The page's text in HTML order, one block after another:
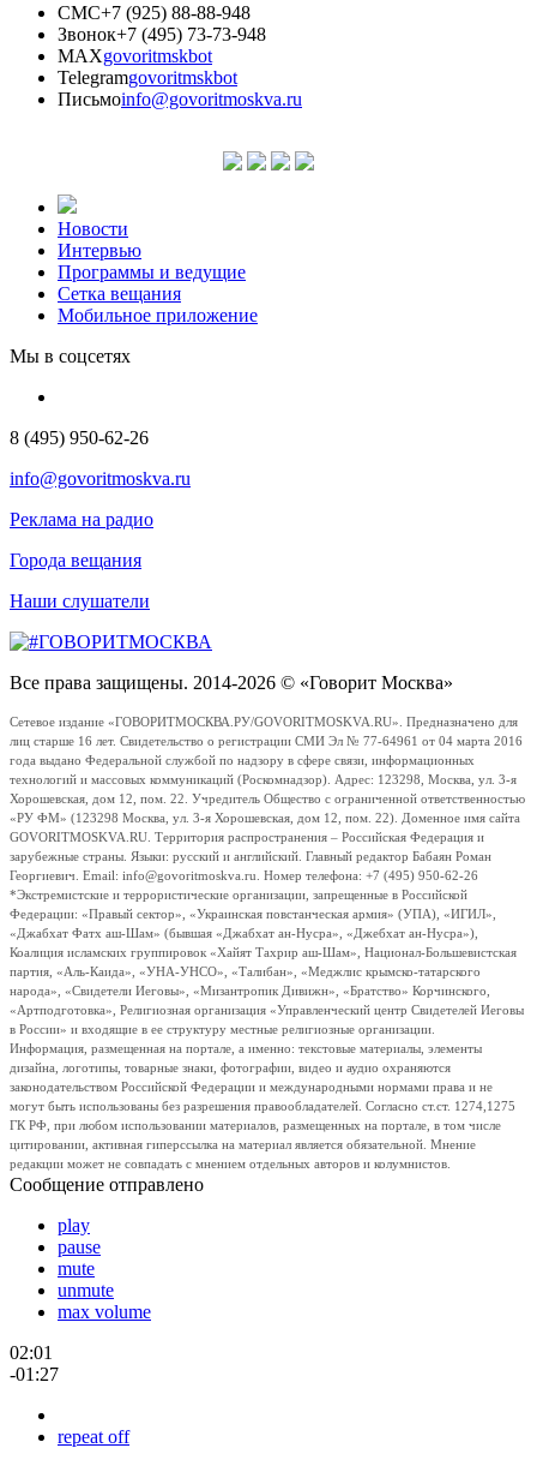
СМС+7 (925) 88-88-948
Звонок+7 (495) 73-73-948
MAXgovoritmskbot
Telegramgovoritmskbot
Письмоinfo@govoritmoskva.ru
Новости
Интервью
Программы и ведущие
Сетка вещания
Мобильное приложение
Мы в соцсетях
8 (495) 950-62-26
info@govoritmoskva.ru
Реклама на радио
Города вещания
Наши слушатели
Все права защищены. 2014-2026 © «Говорит Москва»
Сетевое издание «ГОВОРИТМОСКВА.РУ/GOVORITMOSKVA.RU». Предназначено для
лиц старше 16 лет. Свидетельство о регистрации СМИ Эл № 77-64961 от 04 марта 2016
года выдано Федеральной службой по надзору в сфере связи, информационных
технологий и массовых коммуникаций (Роскомнадзор). Адрес: 123298, Москва, ул. 3-я
Хорошевская, дом 12, пом. 22. Учредитель Общество с ограниченной ответственностью
«РУ ФМ» (123298 Москва, ул. 3-я Хорошевская, дом 12, пом. 22). Доменное имя сайта
GOVORITMOSKVA.RU. Территория распространения – Российская Федерация и
зарубежные страны. Языки: русский и английский. Главный редактор Бабаян Роман
Георгиевич. Email: info@govoritmoskva.ru. Номер телефона: +7 (495) 950-62-26
*Экстремистские и террористические организации, запрещенные в Российской
Федерации: «Правый сектор», «Украинская повстанческая армия» (УПА), «ИГИЛ»,
«Джабхат Фатх аш-Шам» (бывшая «Джабхат ан-Нусра», «Джебхат ан-Нусра»),
Коалиция исламских группировок «Хайят Тахрир аш-Шам», Национал-Большевистская
партия, «Аль-Каида», «УНА-УНСО», «Талибан», «Меджлис крымско-татарского
народа», «Свидетели Иеговы», «Мизантропик Дивижн», «Братство» Корчинского,
«Артподготовка», Религиозная организация «Управленческий центр Свидетелей Иеговы
в России» и входящие в ее структуру местные религиозные организации.
Информация, размещенная на портале, а именно: текстовые материалы, элементы
дизайна, логотипы, товарные знаки, фотографии, видео и аудио охраняются
законодательством Российской Федерации и международными нормами права и не
могут быть использованы без разрешения правообладателей. Согласно ст.ст. 1274,1275
ГК РФ, при любом использовании материалов, размещенных на портале, в том числе
цитировании, активная гиперссылка на материал является обязательной. Мнение
редакции может не совпадать с мнением отдельных авторов и колумнистов.
Сообщение отправлено
play
pause
mute
unmute
max volume
02:01
-01:27
repeat off